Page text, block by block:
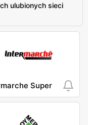
ulubionych sieci
Super